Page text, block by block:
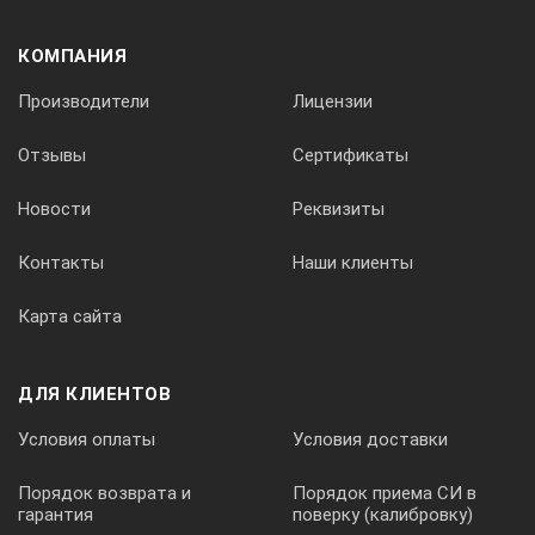
Область
применения
подъемные сооружения
строительные металлоконструкции
оборудование нефтяной и газовой промышленности
оборудование космической и авиапромышленной
Технические
характеристики
дефектоскопа Velograph
КОМПАНИЯ
Производители Лицензии
Отзывы Сертификаты
Новости Реквизиты
Контакты Наши клиенты
Карта сайта
ДЛЯ КЛИЕНТОВ
Условия оплаты Условия доставки
Порядок возврата и
гарантия
Порядок приема СИ в
поверку (калибровку)